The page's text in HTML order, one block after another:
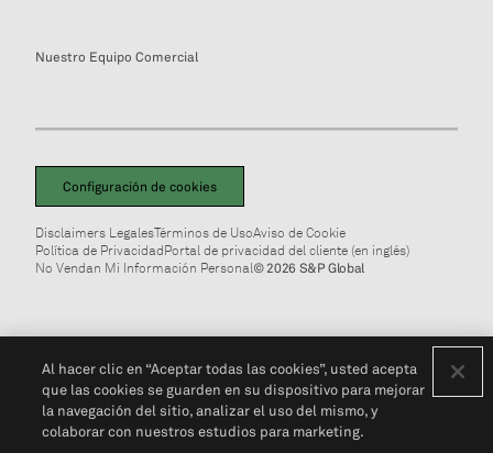
Nuestro Equipo Comercial
Configuración de cookies
Disclaimers LegalesTérminos de UsoAviso de Cookie
Política de PrivacidadPortal de privacidad del cliente (en inglés)
No Vendan Mi Información Personal© 2026 S&P Global
Al hacer clic en “Aceptar todas las cookies”, usted acepta
que las cookies se guarden en su dispositivo para mejorar
la navegación del sitio, analizar el uso del mismo, y
colaborar con nuestros estudios para marketing.